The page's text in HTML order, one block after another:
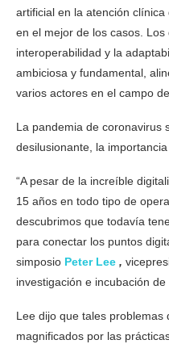
artificial en la atención
en el mejor de los casos.
interoperabilidad y la
ambiciosa y fundamental,
varios actores en el campo
La pandemia de coronavirus
desilusionante, la
“A pesar de la increíble
15 años en todo tipo de
descubrimos que todavía
para conectar los puntos
simposio Peter Lee ,
investigación e incubación de
Lee dijo que tales problemas
magnificados por las